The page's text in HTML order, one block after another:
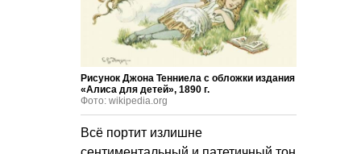
Рисунок Джона Тенниела с обложки издания
«Алиса для детей», 1890 г.
Фото: wikipedia.org
Всё портит излишне